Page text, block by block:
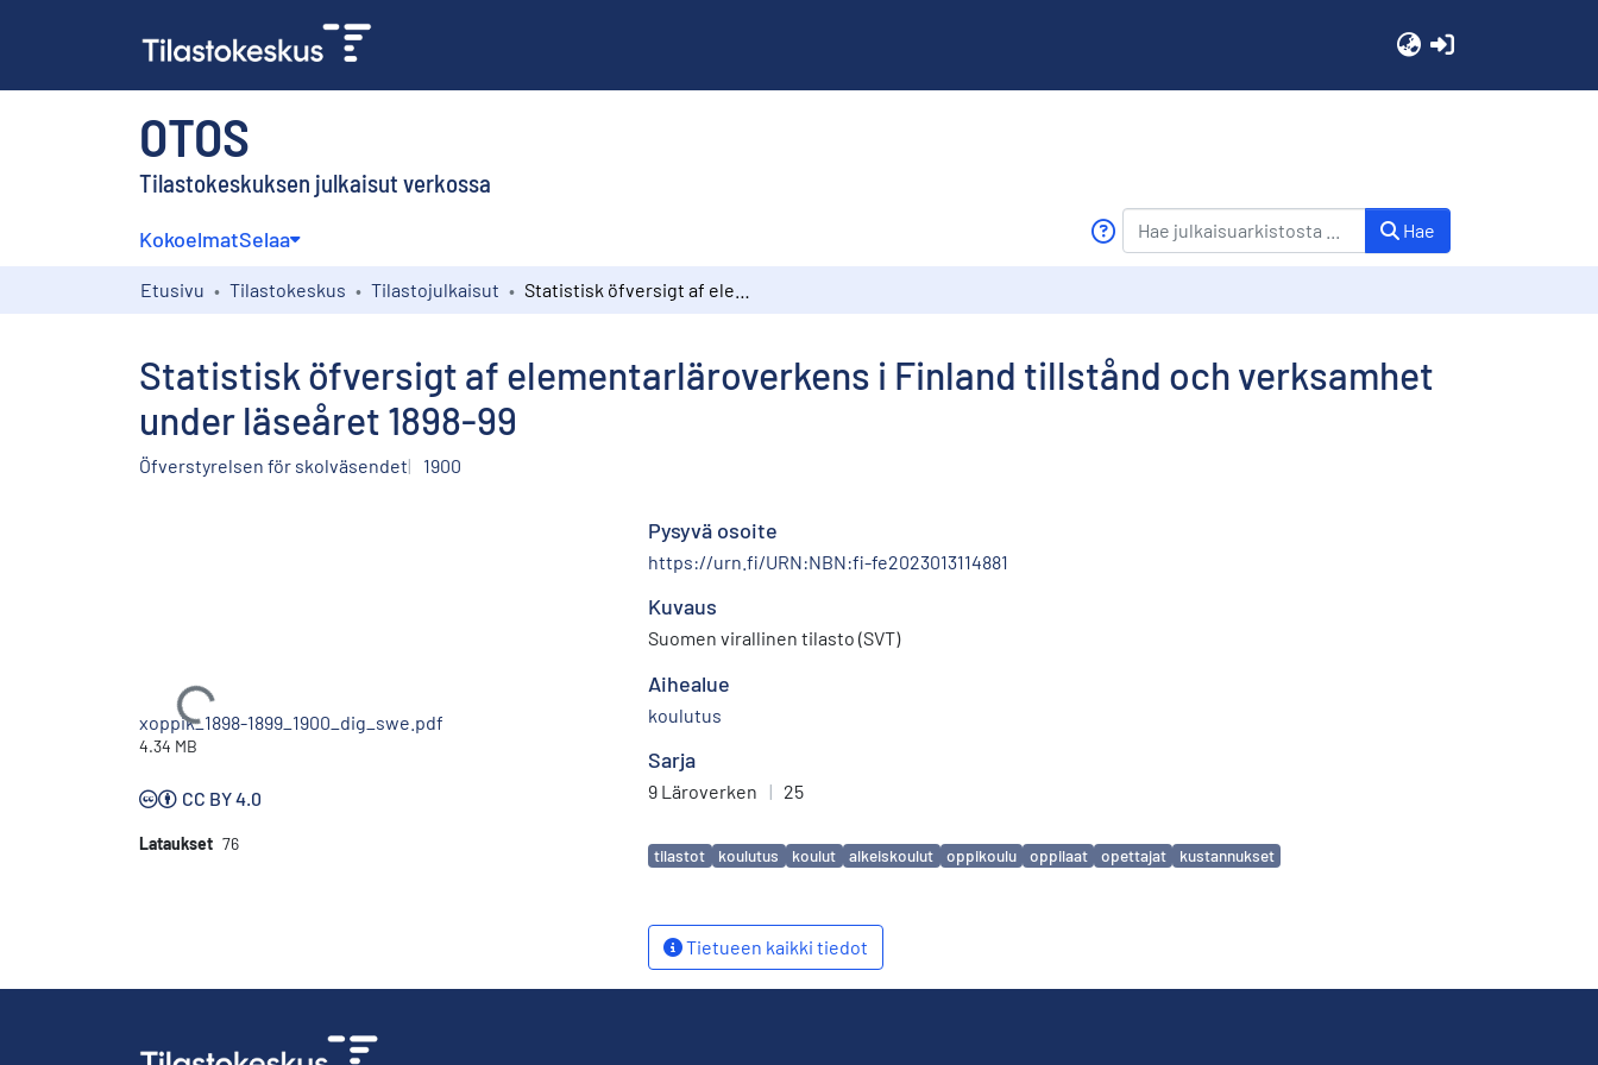
OTOS
Tilastokeskuksen julkaisut verkossa
KokoelmatSelaa Hae
Etusivu Tilastokeskus Tilastojulkaisut
Statistisk öfversigt af elementarläroverkens i Finland tillstånd och verksamhet
under läseåret 1898-99
Öfverstyrelsen för skolväsendet 1900
Ladataan...
xoppik_1898-1899_1900_dig_swe.pdf
4.34 MB
CC BY 4.0
Lataukset 76
Pysyvä osoite
https://urn.fi/URN:NBN:fi-fe2023013114881
Kuvaus
Suomen virallinen tilasto (SVT)
Aihealue
koulutus
Sarja
9 Läroverken | 25
Avainsanat
tilastot koulutus koulut alkeiskoulut oppikoulu oppilaat opettajat kustannukset
Tietueen kaikki tiedot